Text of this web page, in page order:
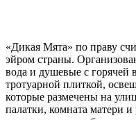
«Дикая Мята» по праву
эйром страны.
вода и душевые с
тротуарной плиткой,
которые размечены на
палатки, комната матери